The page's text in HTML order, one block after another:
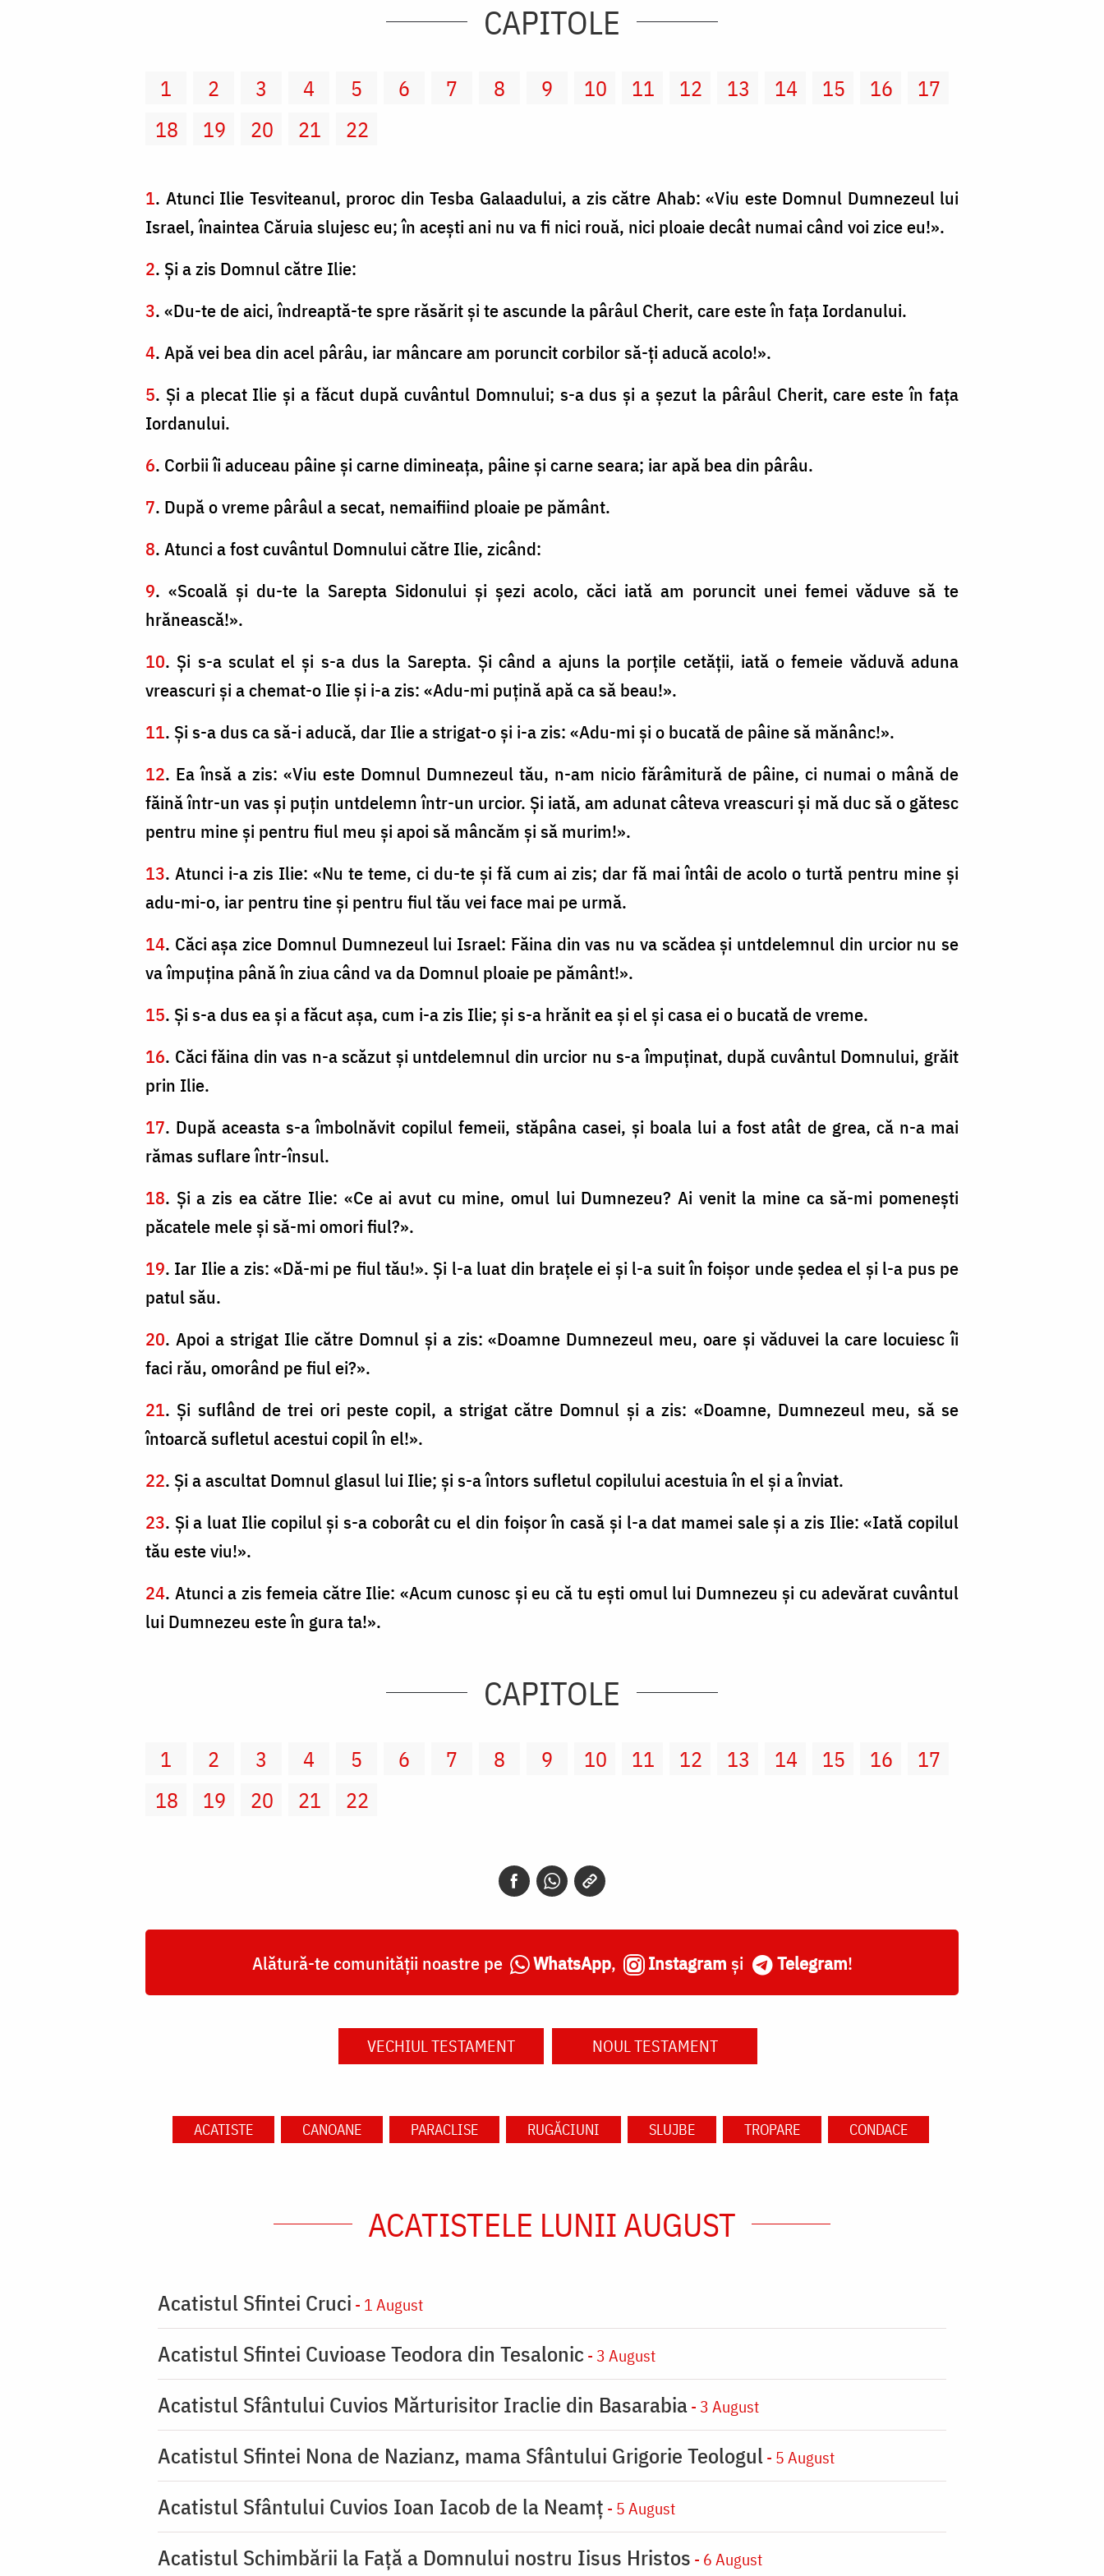
CAPITOLE
1 2 3 4 5 6 7 8 9 10 11 12 13 14 15 16
17
18
19 20 21 22
1. Atunci Ilie Tesviteanul, proroc din Tesba Galaadului, a zis către Ahab: «Viu este Domnul Dumnezeul lui
Israel, înaintea Căruia slujesc eu; în aceşti ani nu va fi nici rouă, nici ploaie decât numai când voi zice eu!».
2. Şi a zis Domnul către Ilie:
3. «Du-te de aici, îndreaptă-te spre răsărit şi te ascunde la pârâul Cherit, care este în faţa Iordanului.
4. Apă vei bea din acel pârâu, iar mâncare am poruncit corbilor să-ţi aducă acolo!».
5. Şi a plecat Ilie şi a făcut după cuvântul Domnului; s-a dus şi a şezut la pârâul Cherit, care este în faţa
Iordanului.
6. Corbii îi aduceau pâine şi carne dimineaţa, pâine şi carne seara; iar apă bea din pârâu.
7. După o vreme pârâul a secat, nemaifiind ploaie pe pământ.
8. Atunci a fost cuvântul Domnului către Ilie, zicând:
9. «Scoală şi du-te la Sarepta Sidonului şi şezi acolo, căci iată am poruncit unei femei văduve să te
hrănească!».
10. Şi s-a sculat el şi s-a dus la Sarepta. Şi când a ajuns la porţile cetăţii, iată o femeie văduvă aduna
vreascuri şi a chemat-o Ilie şi i-a zis: «Adu-mi puţină apă ca să beau!».
11. Şi s-a dus ca să-i aducă, dar Ilie a strigat-o şi i-a zis: «Adu-mi şi o bucată de pâine să mănânc!».
12. Ea însă a zis: «Viu este Domnul Dumnezeul tău, n-am nicio fărâmitură de pâine, ci numai o mână de
făină într-un vas şi puţin untdelemn într-un urcior. Şi iată, am adunat câteva vreascuri şi mă duc să o gătesc
pentru mine şi pentru fiul meu şi apoi să mâncăm şi să murim!».
13. Atunci i-a zis Ilie: «Nu te teme, ci du-te şi fă cum ai zis; dar fă mai întâi de acolo o turtă pentru mine şi
adu-mi-o, iar pentru tine şi pentru fiul tău vei face mai pe urmă.
14. Căci aşa zice Domnul Dumnezeul lui Israel: Făina din vas nu va scădea şi untdelemnul din urcior nu se
va împuţina până în ziua când va da Domnul ploaie pe pământ!».
15. Şi s-a dus ea şi a făcut aşa, cum i-a zis Ilie; şi s-a hrănit ea şi el şi casa ei o bucată de vreme.
16. Căci făina din vas n-a scăzut şi untdelemnul din urcior nu s-a împuţinat, după cuvântul Domnului, grăit
prin Ilie.
17. După aceasta s-a îmbolnăvit copilul femeii, stăpâna casei, şi boala lui a fost atât de grea, că n-a mai
rămas suflare într-însul.
18. Şi a zis ea către Ilie: «Ce ai avut cu mine, omul lui Dumnezeu? Ai venit la mine ca să-mi pomeneşti
păcatele mele şi să-mi omori fiul?».
19. Iar Ilie a zis: «Dă-mi pe fiul tău!». Şi l-a luat din braţele ei şi l-a suit în foişor unde şedea el şi l-a pus pe
patul său.
20. Apoi a strigat Ilie către Domnul şi a zis: «Doamne Dumnezeul meu, oare şi văduvei la care locuiesc îi
faci rău, omorând pe fiul ei?».
21. Şi suflând de trei ori peste copil, a strigat către Domnul şi a zis: «Doamne, Dumnezeul meu, să se
întoarcă sufletul acestui copil în el!».
22. Şi a ascultat Domnul glasul lui Ilie; şi s-a întors sufletul copilului acestuia în el şi a înviat.
23. Şi a luat Ilie copilul şi s-a coborât cu el din foişor în casă şi l-a dat mamei sale şi a zis Ilie: «Iată copilul
tău este viu!».
24. Atunci a zis femeia către Ilie: «Acum cunosc şi eu că tu eşti omul lui Dumnezeu şi cu adevărat cuvântul
lui Dumnezeu este în gura ta!».
CAPITOLE
1 2 3 4 5 6 7 8 9 10 11 12 13 14 15 16
17
18
19 20 21 22
Alătură-te comunității noastre pe WhatsApp, Instagram și Telegram!
VECHIUL TESTAMENT NOUL TESTAMENT
ACATISTE CANOANE PARACLISE RUGĂCIUNI SLUJBE TROPARE CONDACE
ACATISTELE LUNII AUGUST
Acatistul Sfintei Cruci - 1 August
Acatistul Sfintei Cuvioase Teodora din Tesalonic - 3 August
Acatistul Sfântului Cuvios Mărturisitor Iraclie din Basarabia- 3 August
Acatistul Sfintei Nona de Nazianz, mama Sfântului Grigorie Teologul - 5 August
Acatistul Sfântului Cuvios Ioan Iacob de la Neamț - 5 August
Acatistul Schimbării la Faţă a Domnului nostru Iisus Hristos - 6 August